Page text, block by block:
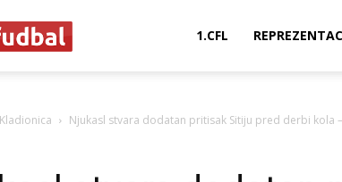
1.CFL
Kladionica Njukasl stvara dodatan pritisak Sitiju pred derbi kola